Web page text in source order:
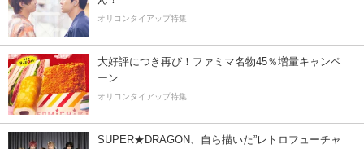
オリコンタイアップ特集
大好評につき再び！ファミマ名物45％増量キャンペ
ーン
オリコンタイアップ特集
SUPER★DRAGON、自ら描いた”レトロフューチャ